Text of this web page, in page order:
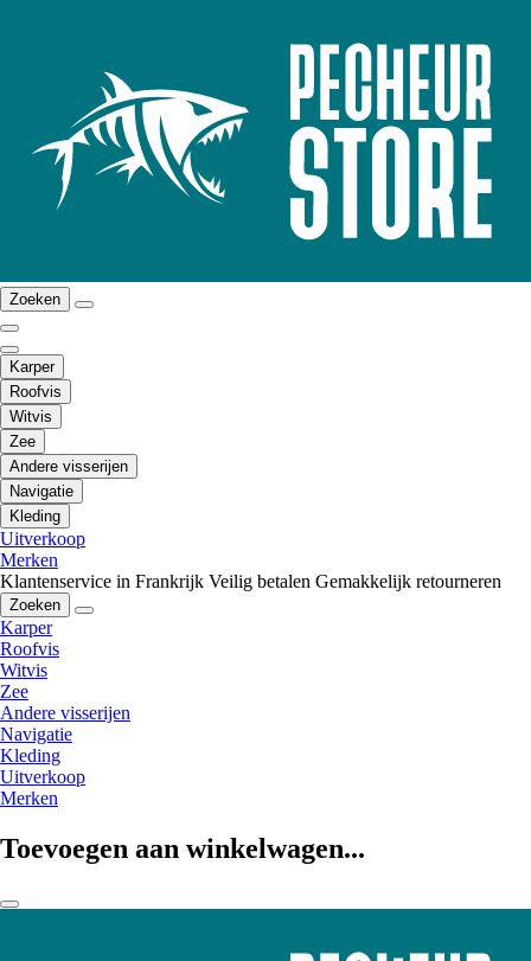
Zoeken
Karper
Roofvis
Witvis
Zee
Andere visserijen
Navigatie
Kleding
Uitverkoop
Merken
Klantenservice in Frankrijk Veilig betalen Gemakkelijk retourneren
Zoeken
Karper
Roofvis
Witvis
Zee
Andere visserijen
Navigatie
Kleding
Uitverkoop
Merken
Toevoegen aan winkelwagen...